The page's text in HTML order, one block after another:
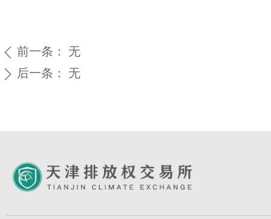
ꄴ 前一条： 无
ꄲ 后一条： 无